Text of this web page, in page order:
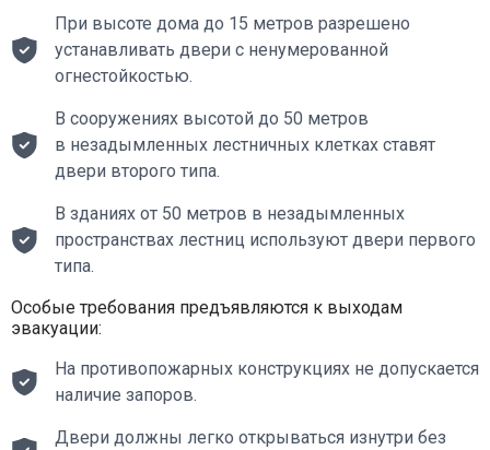
При высоте дома до 15 метров разрешено
устанавливать двери с ненумерованной
огнестойкостью.
В сооружениях высотой до 50 метров
в незадымленных лестничных клетках ставят
двери второго типа.
В зданиях от 50 метров в незадымленных
пространствах лестниц используют двери первого
типа.
Особые требования предъявляются к выходам
эвакуации:
На противопожарных конструкциях не допускается
наличие запоров.
Двери должны легко открываться изнутри без